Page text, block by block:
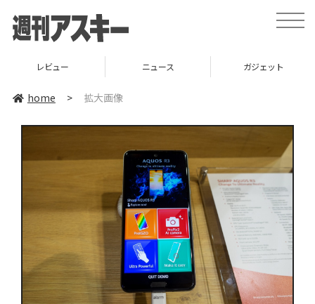
toggle
レビュー ニュース ガジェット
home > 拡大画像